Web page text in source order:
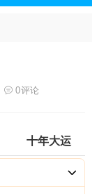
0评论
十年大运